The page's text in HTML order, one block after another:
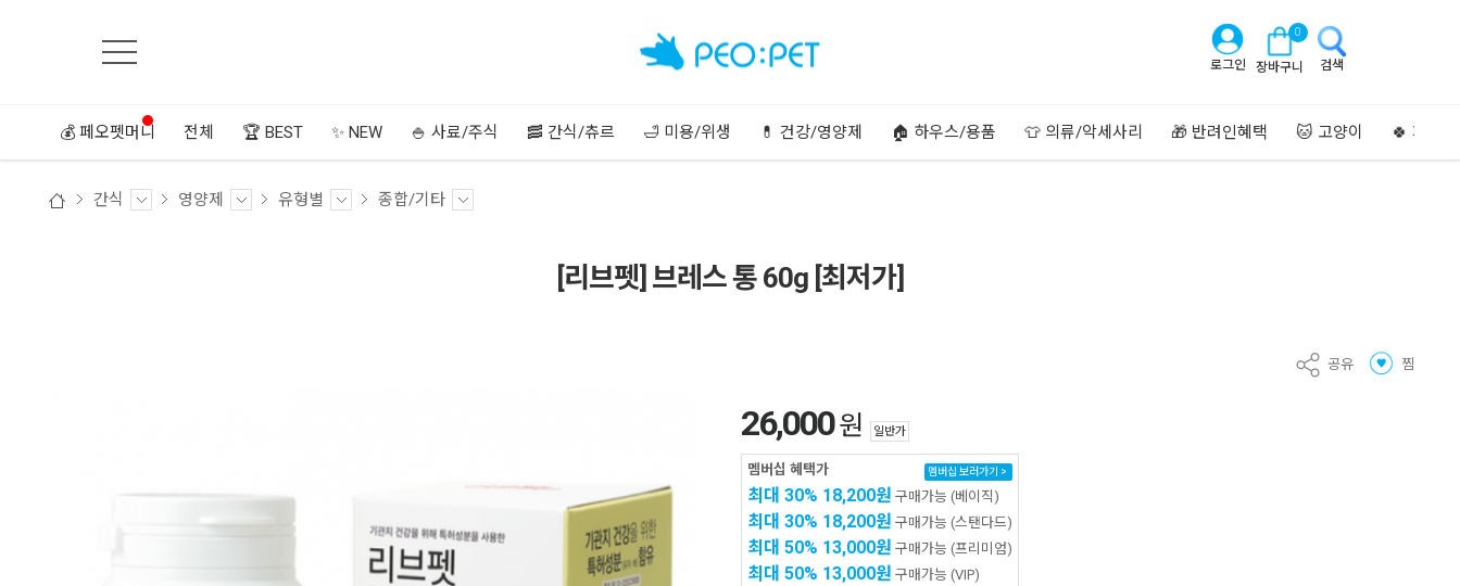
로그인 장바구니
0
검색
💰 페오펫머니 전체 🏆 BEST ✨ NEW 🍚 사료/주식 🥓 간식/츄르 🛁 미용/위생 💊 건강/영양제 🏠 하우스/용품 👕 의류/악세사리 🎁 반려인혜택 🐱 고양이 🍀 페이
간식 영양제 유형별 종합/기타
[리브펫] 브레스 통 60g [최저가]
공유 찜
26,000원 일반가
멤버십 혜택가 멤버십 보러가기 >
최대 30% 18,200원 구매가능 (베이직)
최대 30% 18,200원 구매가능 (스탠다드)
최대 50% 13,000원 구매가능 (프리미엄)
최대 50% 13,000원 구매가능 (VIP)